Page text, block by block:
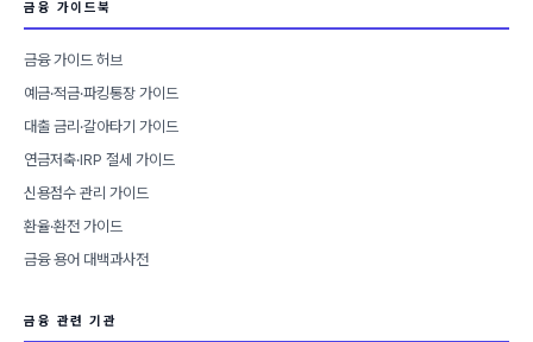
금융 가이드북
금융 가이드 허브
예금·적금·파킹통장 가이드
대출 금리·갈아타기 가이드
연금저축·IRP 절세 가이드
신용점수 관리 가이드
환율·환전 가이드
금융 용어 대백과사전
금융 관련 기관